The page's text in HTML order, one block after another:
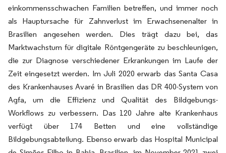
einkommensschwachen Familien betreffen, und immer noch
als Hauptursache für Zahnverlust im Erwachsenenalter in
Brasilien angesehen werden. Dies trägt dazu bei, das
Marktwachstum für digitale Röntgengeräte zu beschleunigen,
die zur Diagnose verschiedener Erkrankungen im Laufe der
Zeit eingesetzt werden. Im Juli 2020 erwarb das Santa Casa
des Krankenhauses Avaré in Brasilien das DR 400-System von
Agfa, um die Effizienz und Qualität des Bildgebungs-
Workflows zu verbessern. Das 120 Jahre alte Krankenhaus
verfügt über 174 Betten und eine vollständige
Bildgebungsabteilung. Ebenso erwarb das Hospital Municipal